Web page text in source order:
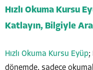
Hızlı Okuma Kursu
Katlayın, Bilgiyle
Hızlı Okuma Kursu Eyüp;
dönemde, sadece